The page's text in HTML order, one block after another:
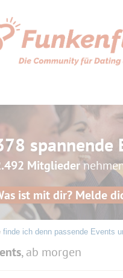
spannende
Mitglieder
ist mit dir? Melde
finde ich denn passende Events
, ab morgen